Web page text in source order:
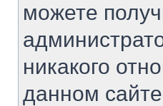
можете
никакого
данном